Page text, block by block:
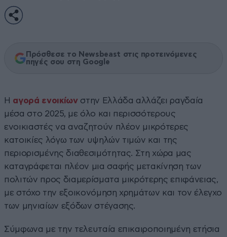
Πρόσθεσε το Newsbeast στις προτεινόμενες
πηγές σου στη Google
Η αγορά ενοικίωνστην Ελλάδα αλλάζει ραγδαία
μέσα στο 2025, με όλο και περισσότερους
ενοικιαστές να αναζητούν πλέον μικρότερες
κατοικίες λόγω των υψηλών τιμών και της
περιορισμένης διαθεσιμότητας. Στη χώρα μας
καταγράφεται πλέον μια σαφής μετακίνηση των
πολιτών προς διαμερίσματα μικρότερης επιφάνειας,
με στόχο την εξοικονόμηση χρημάτων και τον έλεγχο
των μηνιαίων εξόδων στέγασης.
Σύμφωνα με την τελευταία επικαιροποιημένη ετήσια